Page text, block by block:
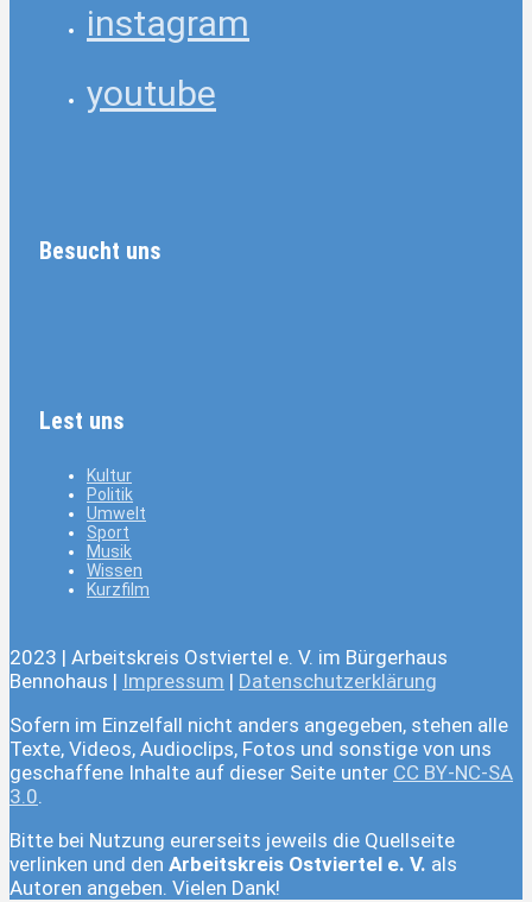
instagram
youtube
Besucht uns
Lest uns
Kultur
Politik
Umwelt
Sport
Musik
Wissen
Kurzfilm
2023 | Arbeitskreis Ostviertel e. V. im Bürgerhaus
Bennohaus | Impressum | Datenschutzerklärung
Sofern im Einzelfall nicht anders angegeben, stehen alle
Texte, Videos, Audioclips, Fotos und sonstige von uns
geschaffene Inhalte auf dieser Seite unter CC BY-NC-SA
3.0.
Bitte bei Nutzung eurerseits jeweils die Quellseite
verlinken und den Arbeitskreis Ostviertel e. V. als
Autoren angeben. Vielen Dank!